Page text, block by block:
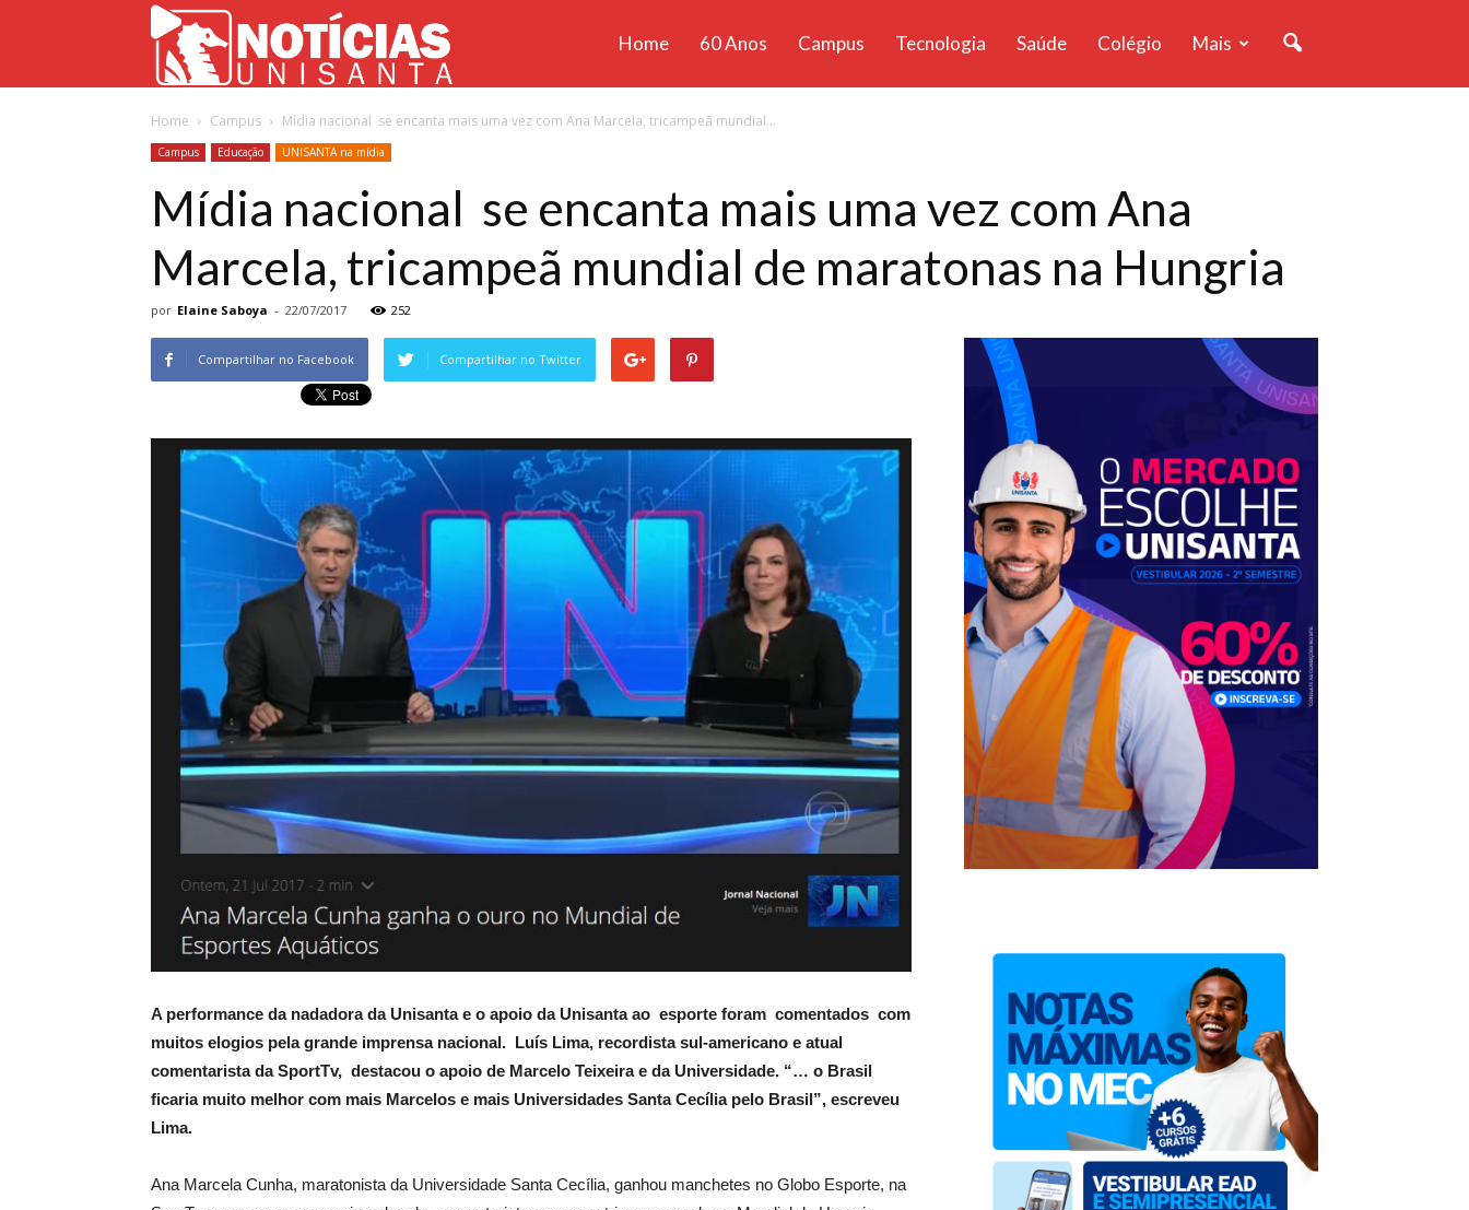
Unisanta
Home 60 Anos Campus Tecnologia Saúde Colégio Mais
Home Campus Mídia nacional se encanta mais uma vez com Ana Marcela, tricampeã mundial...
Campus Educação UNISANTA na mídia
Mídia nacional se encanta mais uma vez com Ana
Marcela, tricampeã mundial de maratonas na Hungria
por Elaine Saboya - 22/07/2017 252
Compartilhar no Facebook Compartilhar no Twitter
A performance da nadadora da Unisanta e o apoio da Unisanta ao esporte foram comentados com
muitos elogios pela grande imprensa nacional. Luís Lima, recordista sul-americano e atual
comentarista da SportTv, destacou o apoio de Marcelo Teixeira e da Universidade. “… o Brasil
ficaria muito melhor com mais Marcelos e mais Universidades Santa Cecília pelo Brasil”, escreveu
Lima.
Ana Marcela Cunha, maratonista da Universidade Santa Cecília, ganhou manchetes no Globo Esporte, na